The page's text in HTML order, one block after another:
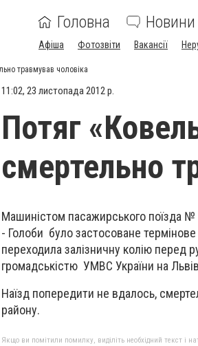
Головна Новини
Афіша Фотозвіти Вакансії
травмував чоловіка
11:02, 23 листопада 2012 р.
Потяг
смертельно
Машиністом пасажирського поїзда
- Голоби було застосоване
переходила залізничну колію перед
громадськістю УМВС України на
Наїзд попередити не вдалось,
району.
Якщо ви помітили помилку, виділіть необхідний текст і